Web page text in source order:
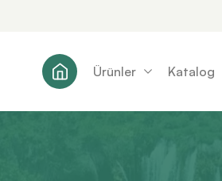
Ürünler Katalog